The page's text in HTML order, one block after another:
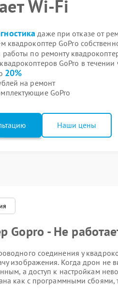
Wi-Fi
даже при отказе от
квадрокоптер GoPro
по ремонту
GoPro в течении
20%
на ремонт
GoPro
Наши цены
Gopro - Не
соединения у
изображения. Когда дрон не
а доступ к настройкам
как с программными сбоями,